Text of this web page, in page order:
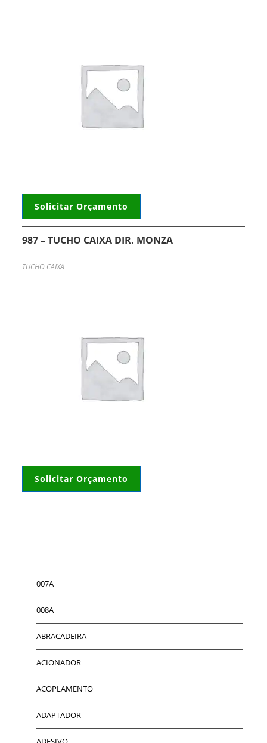
Solicitar Orçamento
987 – TUCHO CAIXA DIR. MONZA
TUCHO CAIXA
Solicitar Orçamento
007A
008A
ABRACADEIRA
ACIONADOR
ACOPLAMENTO
ADAPTADOR